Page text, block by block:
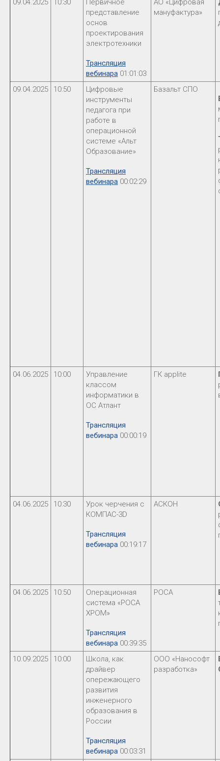
09.04.2025 10:30
Первичное
представление
основ
проектирования
электротехники
Трансляция
вебинара 01:01:03
АО «Цифровая
мануфактура»
09.04.2025 10:50
Цифровые
инструменты
педагога при
работе в
операционной
системе «Альт
Образование»
Трансляция
вебинара 00:02:29
Базальт СПО
04.06.2025 10:00
Управление
классом
информатики в
ОС Атлант
Трансляция
вебинара 00:00:19
ГК applite
04.06.2025 10:30
Урок черчения с
КОМПАС-3D
Трансляция
вебинара 00:19:17
АСКОН
04.06.2025 10:50
Операционная
система «РОСА
ХРОМ»
Трансляция
вебинара 00:39:35
РОСА
10.09.2025 10:00
Школа, как
драйвер
опережающего
развития
инженерного
образования в
России
Трансляция
вебинара 00:03:31
ООО «Нанософт
разработка»